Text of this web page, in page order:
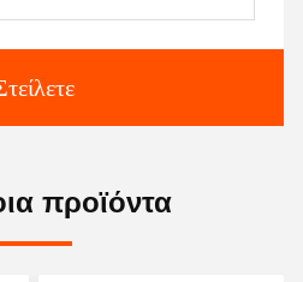
προϊόντα